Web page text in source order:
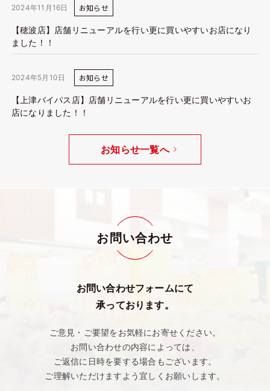
2024年11月16日 お知らせ
【穂波店】店舗リニューアルを行い更に買いやすいお店になり
ました！！
2024年5月10日 お知らせ
【上津バイパス店】店舗リニューアルを行い更に買いやすいお
店になりました！！
お知らせ一覧へ
お問い合わせ
お問い合わせフォームにて
承っております。
ご意見・ご要望をお気軽にお寄せください。
お問い合わせの内容によっては、
ご返信に日時を要する場合もございます。
ご理解いただけますよう宜しくお願いします。